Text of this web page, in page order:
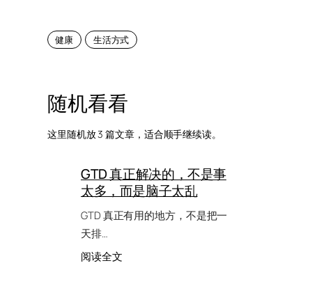
健康 生活方式
随机看看
这里随机放 3 篇文章，适合顺手继续读。
GTD 真正解决的，不是事
太多，而是脑子太乱
GTD 真正有用的地方，不是把一
天排…
阅读全文：